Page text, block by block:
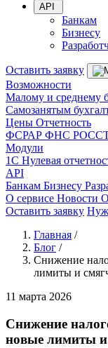
API
Банкам
Бизнесу
Оставить заявку
Возможности
Малому и среднему
Самозанятым
Цены Отчетность
ФСРАР ФНС
Модули
1С Нулевая
API
Банкам Бизнесу
О сервисе Новости
Оставить заявку
Главная /
Блог /
Снижение
лимиты и
11 марта 2026
Снижение
новые лимиты и